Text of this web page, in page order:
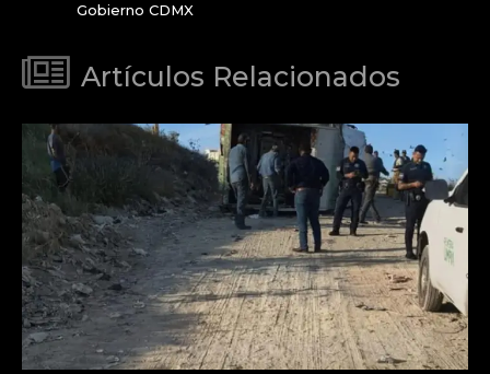
Gobierno CDMX
Artículos Relacionados